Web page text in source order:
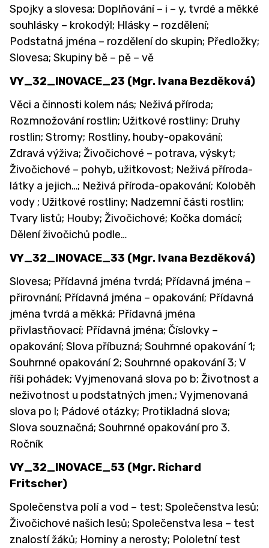
Spojky a slovesa; Doplňování – i – y, tvrdé a měkké
souhlásky – krokodýl; Hlásky – rozdělení;
Podstatná jména – rozdělení do skupin; Předložky;
Slovesa; Skupiny bě – pě – vě
VY_32_INOVACE_23 (Mgr. Ivana Bezděková)
Věci a činnosti kolem nás; Neživá příroda;
Rozmnožování rostlin; Užitkové rostliny; Druhy
rostlin; Stromy; Rostliny, houby-opakování;
Zdravá výživa; Živočichové – potrava, výskyt;
Živočichové – pohyb, užitkovost; Neživá příroda-
látky a jejich…; Neživá příroda-opakování; Koloběh
vody ; Užitkové rostliny; Nadzemní části rostlin;
Tvary listů; Houby; Živočichové; Kočka domácí;
Dělení živočichů podle…
VY_32_INOVACE_33 (Mgr. Ivana Bezděková)
Slovesa; Přídavná jména tvrdá; Přídavná jména –
přirovnání; Přídavná jména – opakování; Přídavná
jména tvrdá a měkká; Přídavná jména
přivlastňovací; Přídavná jména; Číslovky –
opakování; Slova příbuzná; Souhrnné opakování 1;
Souhrnné opakování 2; Souhrnné opakování 3; V
říši pohádek; Vyjmenovaná slova po b; Životnost a
neživotnost u podstatných jmen.; Vyjmenovaná
slova po l; Pádové otázky; Protikladná slova;
Slova souznačná; Souhrnné opakování pro 3.
Ročník
VY_32_INOVACE_53 (Mgr. Richard
Fritscher)
Společenstva polí a vod – test; Společenstva lesů;
Živočichové našich lesů; Společenstva lesa – test
znalostí žáků; Horniny a nerosty; Pololetní test